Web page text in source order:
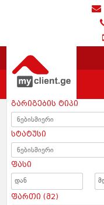
გარიგების ტიპი
სტატუსი
ფასი
ფართი (მ2)